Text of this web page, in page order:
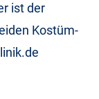
ist der
Kostüm-